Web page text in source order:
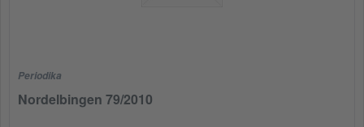
Periodika
Nordelbingen 79/2010